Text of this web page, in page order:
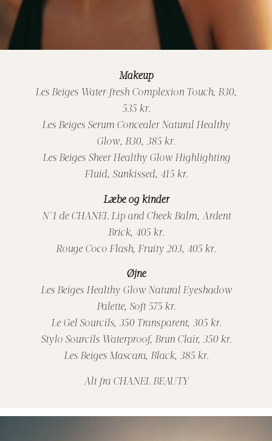
Makeup
Les Beiges Water-fresh Complexion Touch, B30,
535 kr.
Les Beiges Serum Concealer Natural Healthy
Glow, B30, 385 kr.
Les Beiges Sheer Healthy Glow Highlighting
Fluid, Sunkissed, 415 kr.
Læbe og kinder
N°1 de CHANEL Lip and Cheek Balm, Ardent
Brick, 405 kr.
Rouge Coco Flash, Fruity 203, 405 kr.
Øjne
Les Beiges Healthy Glow Natural Eyeshadow
Palette, Soft 575 kr.
Le Gel Sourcils, 350 Transparent, 305 kr.
Stylo Sourcils Waterproof, Brun Clair, 350 kr.
Les Beiges Mascara, Black, 385 kr.
Alt fra CHANEL BEAUTY